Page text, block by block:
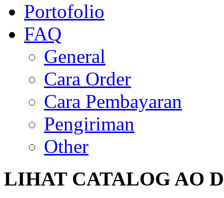
Portofolio
FAQ
General
Cara Order
Cara Pembayaran
Pengiriman
Other
LIHAT CATALOG AO